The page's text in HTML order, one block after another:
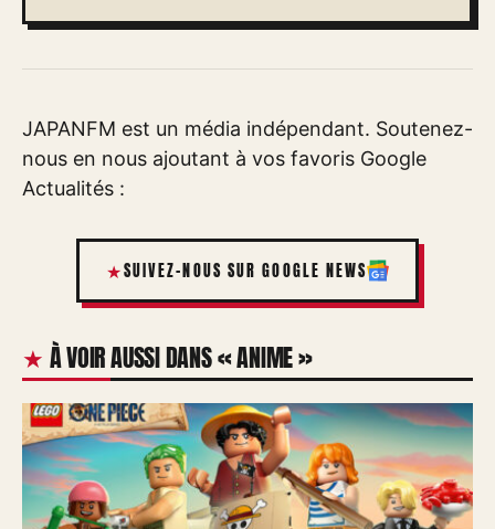
JAPANFM est un média indépendant. Soutenez-
nous en nous ajoutant à vos favoris Google
Actualités :
SUIVEZ-NOUS SUR GOOGLE NEWS
À VOIR AUSSI DANS « ANIME »